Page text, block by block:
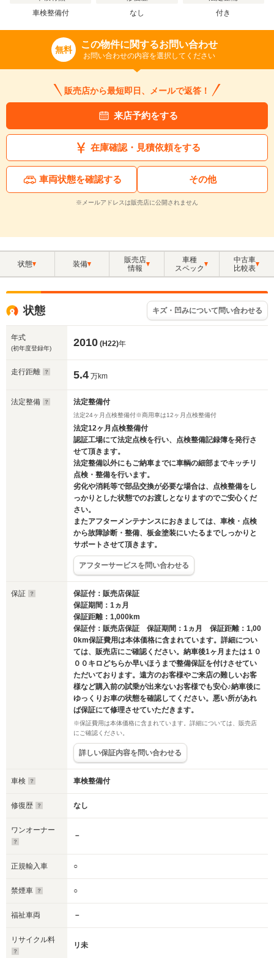
車検整備付
なし
付き
無料 この物件に関するお問い合わせ
お問い合わせの内容を選択してください
販売店から最短即日、メールで返答！
来店予約をする
在庫確認・見積依頼をする
車両状態を確認する その他
※メールアドレスは販売店に公開されません
状態 装備
販売店
情報
車種
スペック
中古車
比較表
状態 キズ・凹みについて問い合わせる
年式
(初年度登録年) 2010 (H22)年
走行距離 5.4 万km
法定整備 法定整備付
法定24ヶ月点検整備付※商用車は12ヶ月点検整備付
法定12ヶ月点検整備付
認証工場にて法定点検を行い、点検整備記録簿を発行さ
せて頂きます。
法定整備以外にもご納車までに車輌の細部までキッチリ
点検・整備を行います。
劣化や消耗等で部品交換が必要な場合は、点検整備をし
っかりとした状態でのお渡しとなりますのでご安心くだ
さい。
またアフターメンテナンスにおきましては、車検・点検
から故障診断・整備、板金塗装にいたるまでしっかりと
サポートさせて頂きます。
アフターサービスを問い合わせる
保証
保証付：販売店保証
保証期間：1ヵ月
保証距離：1,000km
保証付：販売店保証 保証期間：1ヵ月 保証距離：1,00
0km保証費用は本体価格に含まれています。詳細につい
ては、販売店にご確認ください。納車後1ヶ月または１０
００キロどちらか早いほうまで整備保証を付けさせてい
ただいております。遠方のお客様やご来店の難しいお客
様など購入前の試乗が出来ないお客様でも安心♪納車後に
ゆっくりお車の状態を確認してください。悪い所があれ
ば保証にて修理させていただきます。
※保証費用は本体価格に含まれています。詳細については、販売店
にご確認ください。
詳しい保証内容を問い合わせる
車検 車検整備付
修復歴 なし
ワンオーナー
－
正規輸入車 ○
禁煙車 ○
福祉車両 －
リサイクル料
リ未